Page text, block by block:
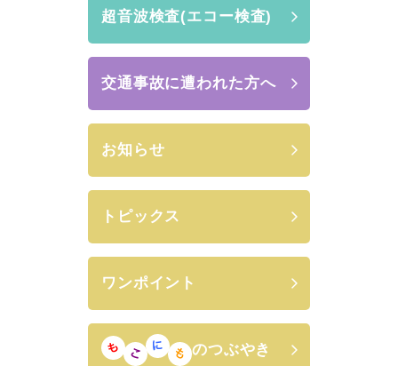
超音波検査(エコー検査)
交通事故に遭われた方へ
お知らせ
トピックス
ワンポイント
のつぶやき